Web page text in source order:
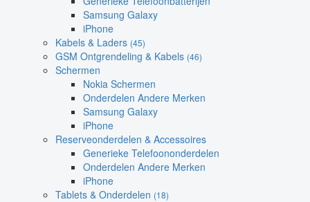
Samsung Galaxy
iPhone
Kabels & Laders (45)
GSM Ontgrendeling & Kabels (46)
Schermen
Nokia Schermen
Onderdelen Andere Merken
Samsung Galaxy
iPhone
Reserveonderdelen & Accessoires
Generieke Telefoononderdelen
Onderdelen Andere Merken
iPhone
Tablets & Onderdelen (18)